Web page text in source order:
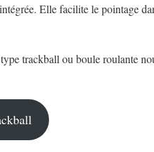
intégrée. Elle facilite le pointage
trackball ou boule roulante